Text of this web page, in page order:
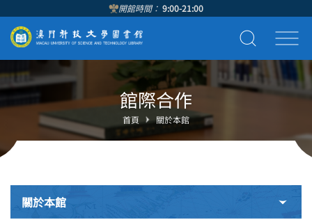
開館時間： 9:00-21:00
館際合作
首頁 關於本館
關於本館